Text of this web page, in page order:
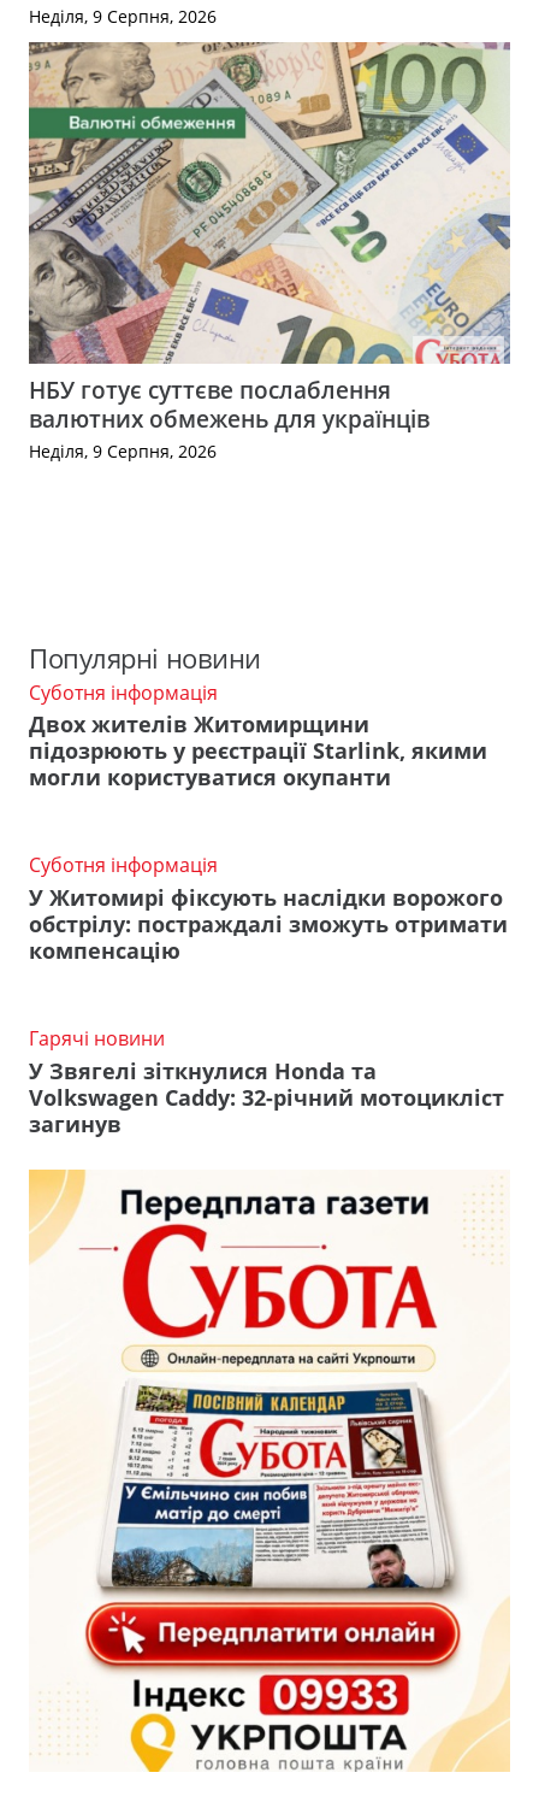
Неділя, 9 Серпня, 2026
НБУ готує суттєве послаблення
валютних обмежень для українців
Неділя, 9 Серпня, 2026
Популярні новини
Суботня інформація
Двох жителів Житомирщини
підозрюють у реєстрації Starlink, якими
могли користуватися окупанти
Суботня інформація
У Житомирі фіксують наслідки ворожого
обстрілу: постраждалі зможуть отримати
компенсацію
Гарячі новини
У Звягелі зіткнулися Honda та
Volkswagen Caddy: 32-річний мотоцикліст
загинув